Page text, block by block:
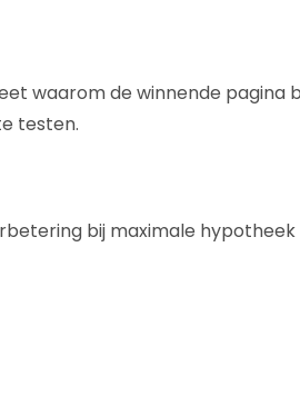
waarom de winnende pagina
testen.
bij maximale hypotheek